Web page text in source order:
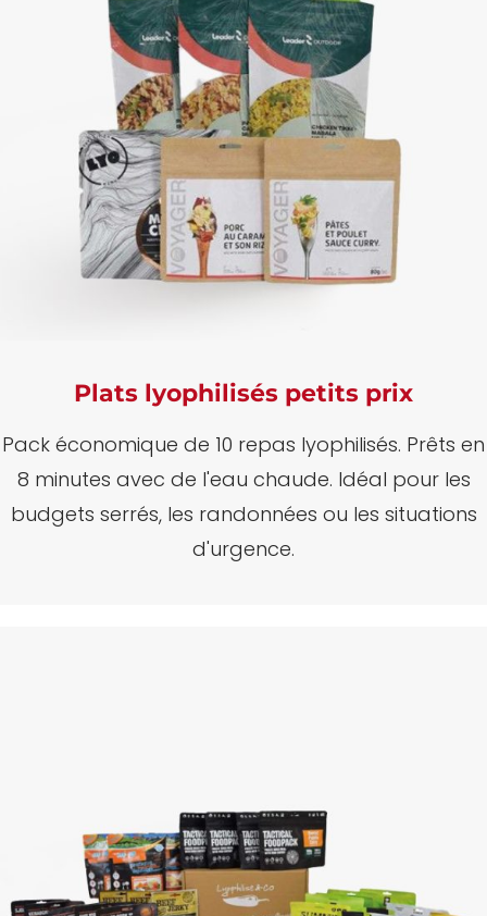
Plats lyophilisés petits prix
Pack économique de 10 repas lyophilisés. Prêts en
8 minutes avec de l'eau chaude. Idéal pour les
budgets serrés, les randonnées ou les situations
d'urgence.